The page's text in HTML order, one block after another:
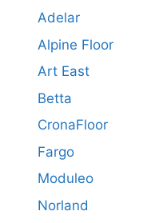
Adelar
Alpine Floor
Art East
Betta
CronaFloor
Fargo
Moduleo
Norland